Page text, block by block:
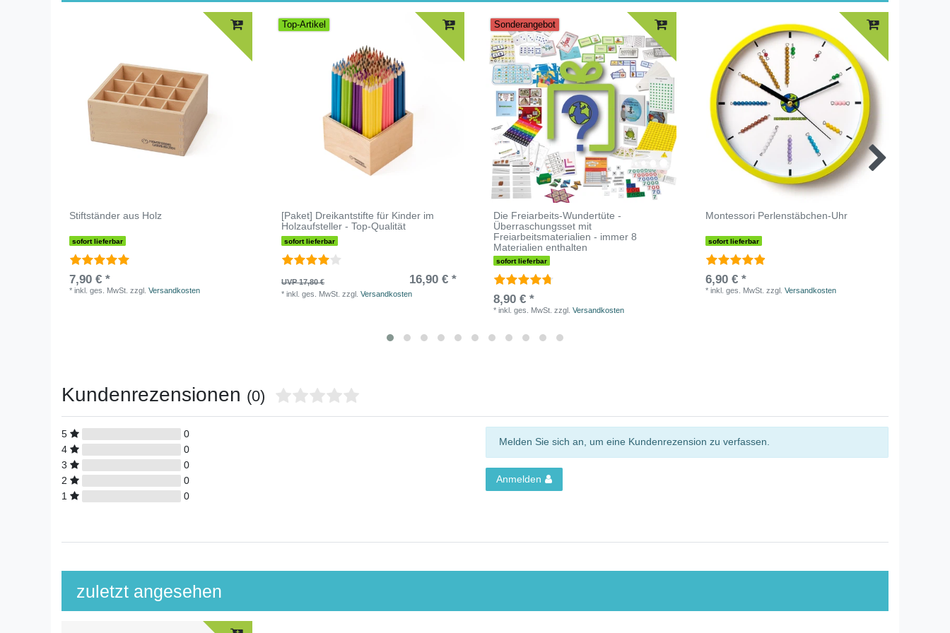
Stiftständer aus Holz
sofort lieferbar
7,90 € *
*inkl. ges. MwSt. zzgl.Versandkosten
Top-Artikel
[Paket] Dreikantstifte für Kinder im
Holzaufsteller - Top-Qualität
sofort lieferbar
UVP 17,80 € 16,90 € *
*inkl. ges. MwSt. zzgl.Versandkosten
Sonderangebot
Die Freiarbeits-Wundertüte -
Überraschungsset mit
Freiarbeitsmaterialien - immer 8
Materialien enthalten
sofort lieferbar
8,90 € *
*inkl. ges. MwSt. zzgl.Versandkosten
Montessori Perlenstäbchen-Uhr
sofort lieferbar
6,90 € *
*inkl. ges. MwSt. zzgl.Versandkosten
Kundenrezensionen (0)
5
0
4
0
3
0
2
0
1
0
Melden Sie sich an, um eine Kundenrezension zu verfassen.
Anmelden
zuletzt angesehen